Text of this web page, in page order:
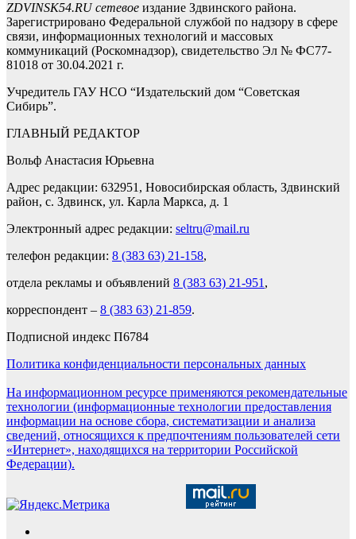
ZDVINSK54.RU сетевое издание Здвинского района.
Зарегистрировано Федеральной службой по надзору в сфере
связи, информационных технологий и массовых
коммуникаций (Роскомнадзор), свидетельство Эл № ФС77-
81018 от 30.04.2021 г.
Учредитель ГАУ НСО “Издательский дом “Советская
Сибирь”.
ГЛАВНЫЙ РЕДАКТОР
Вольф Анастасия Юрьевна
Адрес редакции: 632951, Новосибирская область, Здвинский
район, с. Здвинск, ул. Карла Маркса, д. 1
Электронный адрес редакции: seltru@mail.ru
телефон редакции: 8 (383 63) 21-158,
отдела рекламы и объявлений 8 (383 63) 21-951 ,
корреспондент – 8 (383 63) 21-859.
Подписной индекс П6784
Политика конфиденциальности персональных данных
На информационном ресурсе применяются рекомендательные
технологии (информационные технологии предоставления
информации на основе сбора, систематизации и анализа
сведений, относящихся к предпочтениям пользователей сети
«Интернет», находящихся на территории Российской
Федерации).